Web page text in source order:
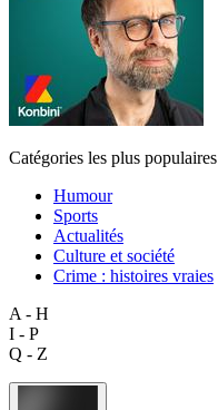
Catégories les plus populaires
Humour
Sports
Actualités
Culture et société
Crime : histoires vraies
A - H
I - P
Q - Z